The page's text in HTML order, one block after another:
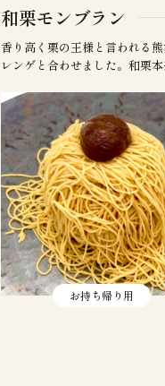
和栗モンブラン
香り高く栗の王様と言われる
レンゲと合わせました。和栗
お持ち帰り用